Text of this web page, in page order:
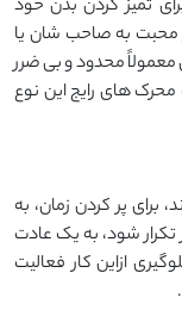
تمیز کردن بدن خود
محبت به صاحب شان یا
معمولاً محدود و بی ضرر
های رایج این نوع
پر کردن زمان، به
تکرار شود، به یک عادت
ازاین کار فعالیت